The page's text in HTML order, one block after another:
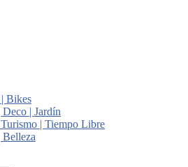
Bikes
| Jardín
| Tiempo Libre
Belleza